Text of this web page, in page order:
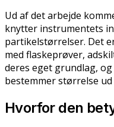
Ud af det arbejde
knytter instrumentets
partikelstørrelser. Det
med flaskeprøver,
deres eget grundlag,
bestemmer størrelse
Hvorfor den